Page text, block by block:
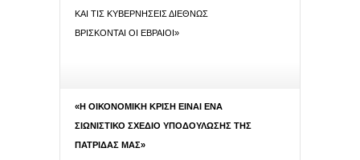
ΚΑΙ ΤΙΣ ΚΥΒΕΡΝΗΣΕΙΣ ΔΙΕΘΝΩΣ
ΒΡΙΣΚΟΝΤΑΙ ΟΙ ΕΒΡΑΙΟΙ»
«Η ΟΙΚΟΝΟΜΙΚΗ ΚΡΙΣΗ ΕΙΝΑΙ ΕΝΑ
ΣΙΩΝΙΣΤΙΚΟ ΣΧΕΔΙΟ ΥΠΟΔΟΥΛΩΣΗΣ ΤΗΣ
ΠΑΤΡΙΔΑΣ ΜΑΣ»